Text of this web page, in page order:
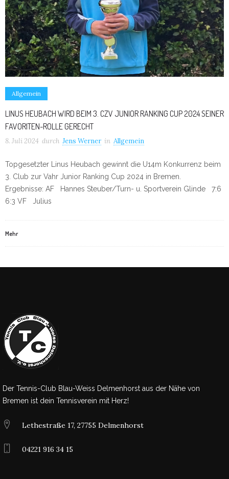
Allgemein
LINUS HEUBACH WIRD BEIM 3. CZV JUNIOR RANKING CUP 2024 SEINER
FAVORITEN-ROLLE GERECHT
8. Juli 2024 durch Jens Werner in Allgemein
Topgesetzter Linus Heubach gewinnt die U14m Konkurrenz beim
3. Club zur Vahr Junior Ranking Cup 2024 in Bremen.
Ergebnisse: AF Hannes Steuber/Turn- u. Sportverein Glinde 7:6
6:3 VF Julius
Mehr
Der Tennis-Club Blau-Weiss Delmenhorst aus der Nähe von
Bremen ist dein Tennisverein mit Herz!
Lethestraße 17, 27755 Delmenhorst
04221 916 34 15